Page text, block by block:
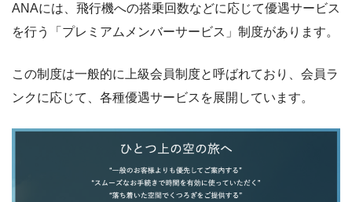
ANAには、飛行機への搭乗回数などに応じて優遇サービス
を行う「プレミアムメンバーサービス」制度があります。
この制度は一般的に上級会員制度と呼ばれており、会員ラ
ンクに応じて、各種優遇サービスを展開しています。